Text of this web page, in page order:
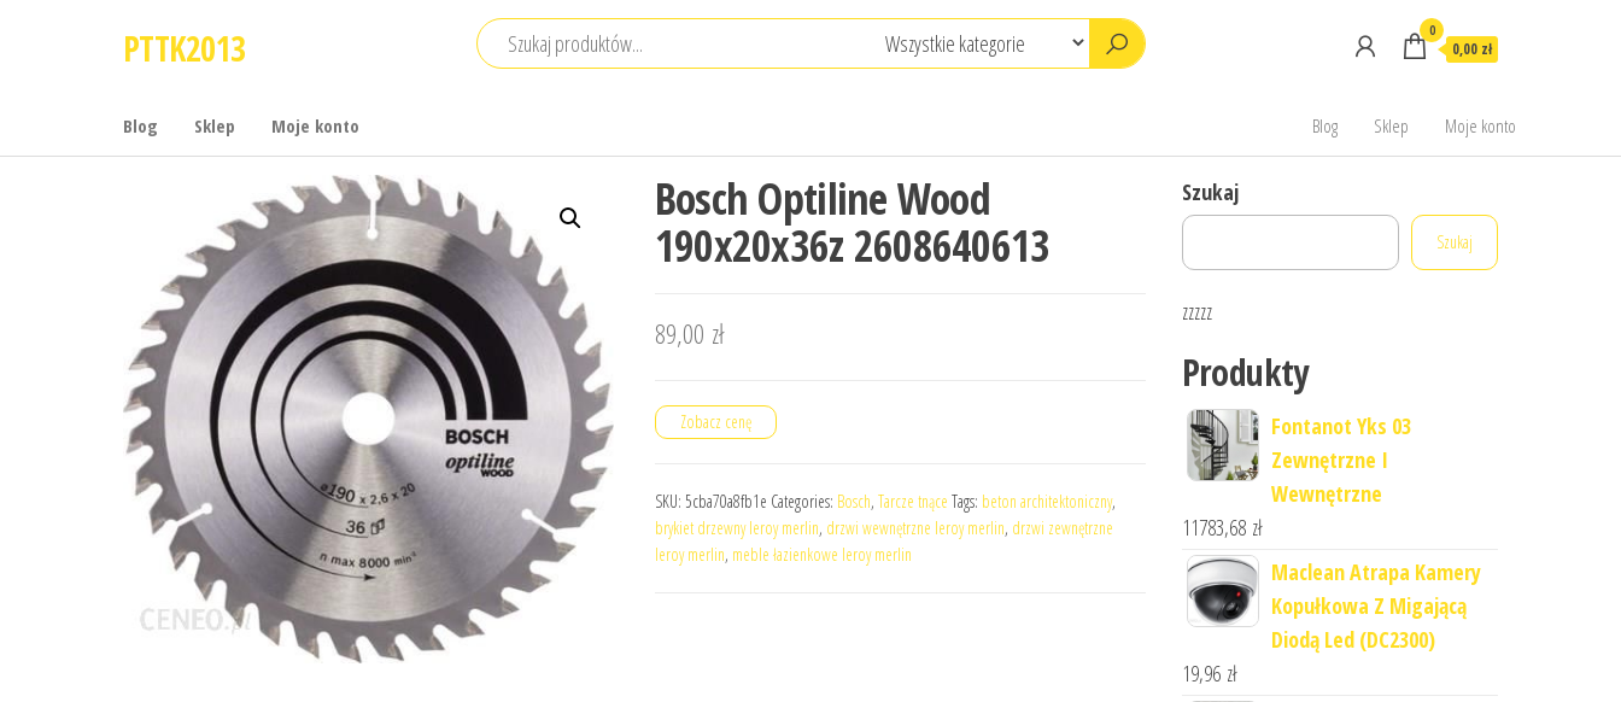
PTTK2013 0
0,00 zł
Blog Sklep Moje konto Blog Sklep Moje konto
Bosch Optiline Wood
190x20x36z 2608640613
89,00 zł
Zobacz cenę
SKU: 5cba70a8fb1e Categories: Bosch, Tarcze tnące Tags: beton architektoniczny,
brykiet drzewny leroy merlin, drzwi wewnętrzne leroy merlin, drzwi zewnętrzne
leroy merlin, meble łazienkowe leroy merlin
Szukaj
Szukaj
zzzzz
Produkty
Fontanot Yks 03
Zewnętrzne I
Wewnętrzne
11783,68 zł
Maclean Atrapa Kamery
Kopułkowa Z Migającą
Diodą Led (DC2300)
19,96 zł